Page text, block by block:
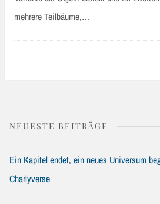
mehrere Teilbäume,…
NEUESTE BEITRÄGE
Ein Kapitel endet, ein neues Universum
Charlyverse